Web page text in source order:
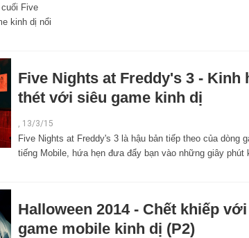
Five
kinh dị nổi
Five Nights at Freddy's 3 - Kinh
thét với siêu game kinh dị
, 13/3/15
Five Nights at Freddy's 3 là hậu bản tiếp theo của dòng
tiếng Mobile, hứa hẹn đưa đẩy bạn vào những giây phút
Halloween 2014 - Chết khiếp
game mobile kinh dị (P2)